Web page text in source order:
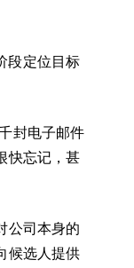
段定位目标
封电子邮件
快忘记，甚
公司本身的
候选人提供